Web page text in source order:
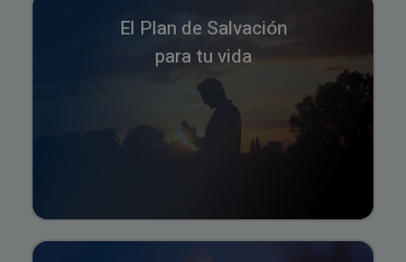
El Plan de Salvación
para tu vida